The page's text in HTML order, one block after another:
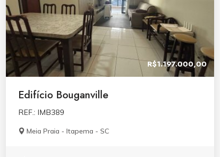
R$1.197.000,00
Edifício Bouganville
REF.: IMB389
Meia Praia - Itapema - SC